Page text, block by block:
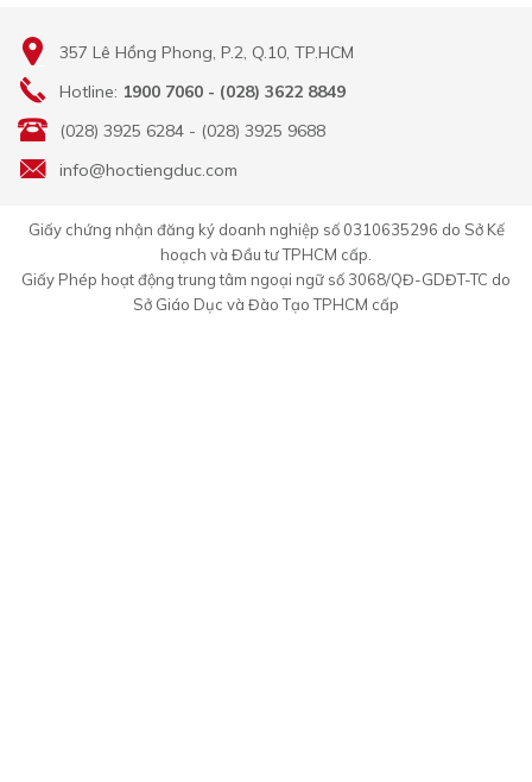
357 Lê Hồng Phong, P.2, Q.10, TP.HCM
Hotline: 1900 7060 - (028) 3622 8849
(028) 3925 6284 - (028) 3925 9688
info@hoctiengduc.com
Giấy chứng nhận đăng ký doanh nghiệp số 0310635296 do Sở Kế
hoạch và Đầu tư TPHCM cấp.
Giấy Phép hoạt động trung tâm ngoại ngữ số 3068/QĐ-GDĐT-TC do
Sở Giáo Dục và Đào Tạo TPHCM cấp